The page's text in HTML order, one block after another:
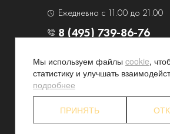
Ежедневно с 11.00 до 21.00
8 (495) 739-86-76
О компании
Услуги
Контакты и схема проезда
Наши
Партнерские программы
Акционерам
Мы используем файлы cookie,
статистику и улучшать
подробнее
ПРИНЯТЬ